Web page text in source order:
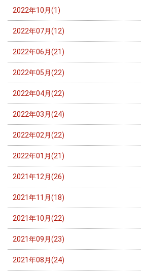
2022年10月(1)
2022年07月(12)
2022年06月(21)
2022年05月(22)
2022年04月(22)
2022年03月(24)
2022年02月(22)
2022年01月(21)
2021年12月(26)
2021年11月(18)
2021年10月(22)
2021年09月(23)
2021年08月(24)